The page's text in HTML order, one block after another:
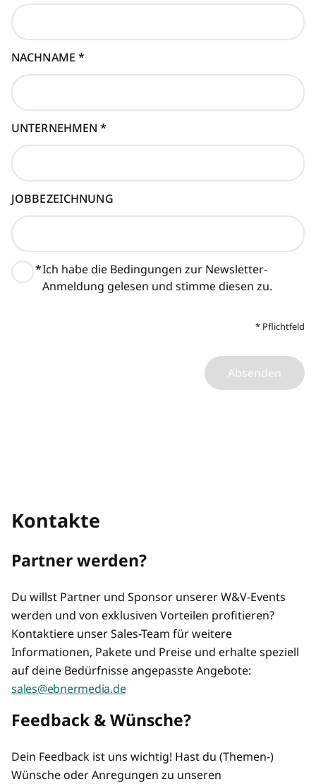
NACHNAME*
UNTERNEHMEN*
JOBBEZEICHNUNG
*Ich habe die Bedingungen zur Newsletter-
Anmeldung gelesen und stimme diesen zu.
* Pflichtfeld
Absenden
Kontakte
Partner werden?
Du willst Partner und Sponsor unserer W&V-Events
werden und von exklusiven Vorteilen profitieren?
Kontaktiere unser Sales-Team für weitere
Informationen, Pakete und Preise und erhalte speziell
auf deine Bedürfnisse angepasste Angebote:
sales@ebnermedia.de
Feedback & Wünsche?
Dein Feedback ist uns wichtig! Hast du (Themen-)
Wünsche oder Anregungen zu unseren